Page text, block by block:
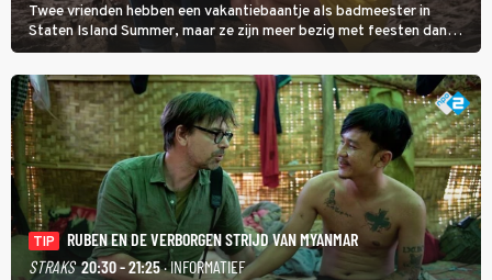
Twee vrienden hebben een vakantiebaantje als badmeester in
Staten Island Summer, maar ze zijn meer bezig met feesten dan
met werken.
TIP
RUBEN EN DE VERBORGEN STRIJD VAN MYANMAR
STRAKS 20:30 - 21:25· INFORMATIEF